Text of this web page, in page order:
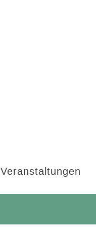
Veranstaltungen